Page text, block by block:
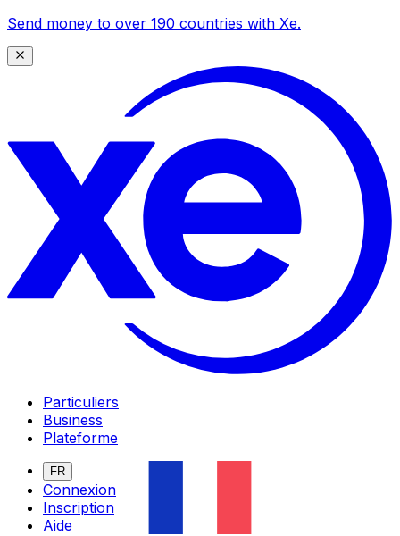
Send money to over 190 countries with Xe.
Particuliers
Business
Plateforme
FR
Connexion
Inscription
Aide